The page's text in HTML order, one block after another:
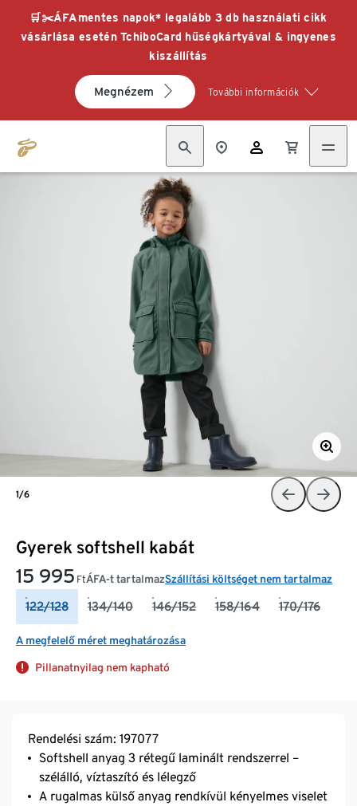
🛒✂️ÁFAmentes napok* legalább 3 db használati cikk
vásárlása esetén TchiboCard hűségkártyával & ingyenes
kiszállítás
Megnézem További információk
Gyerek softshell kabát
15 995 FtÁFA-t tartalmazSzállítási költséget nem tartalmaz
122/128 134/140 146/152 158/164 170/176
A megfelelő méret meghatározása
Pillanatnyilag nem kapható
1/6
Rendelési szám: 197077
Softshell anyag 3 rétegű laminált rendszerrel –
szélálló, víztaszító és lélegző
A rugalmas külső anyag rendkívül kényelmes viselet